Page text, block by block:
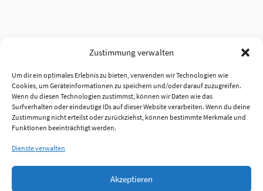
Zustimmung verwalten
Um dir ein optimales Erlebnis zu bieten, verwenden wir Technologien wie
Cookies, um Geräteinformationen zu speichern und/oder darauf zuzugreifen.
Wenn du diesen Technologien zustimmst, können wir Daten wie das
Surfverhalten oder eindeutige IDs auf dieser Website verarbeiten. Wenn du deine
Zustimmung nicht erteilst oder zurückziehst, können bestimmte Merkmale und
Funktionen beeinträchtigt werden.
Dienste verwalten
Akzeptieren